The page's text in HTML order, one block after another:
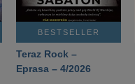
BESTSELLER
Teraz Rock –
Eprasa – 4/2026